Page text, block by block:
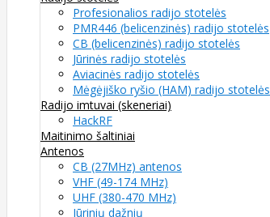
Profesionalios radijo stotelės
PMR446 (belicenzinės) radijo stotelės
CB (belicenzinės) radijo stotelės
Jūrinės radijo stotelės
Aviacinės radijo stotelės
Mėgėjiško ryšio (HAM) radijo stotelės
Radijo imtuvai (skeneriai)
HackRF
Maitinimo šaltiniai
Antenos
CB (27MHz) antenos
VHF (49-174 MHz)
UHF (380-470 MHz)
Jūrinių dažnių